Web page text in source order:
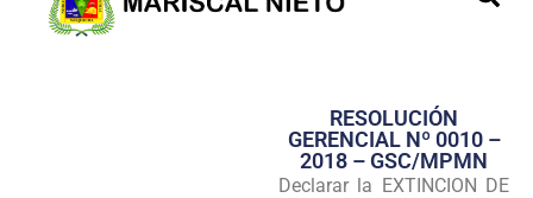
Transparencia
Seguridad
RESOLUCIÓN
GERENCIAL Nº 0010 –
2018 – GSC/MPMN
Declarar la EXTINCION DE